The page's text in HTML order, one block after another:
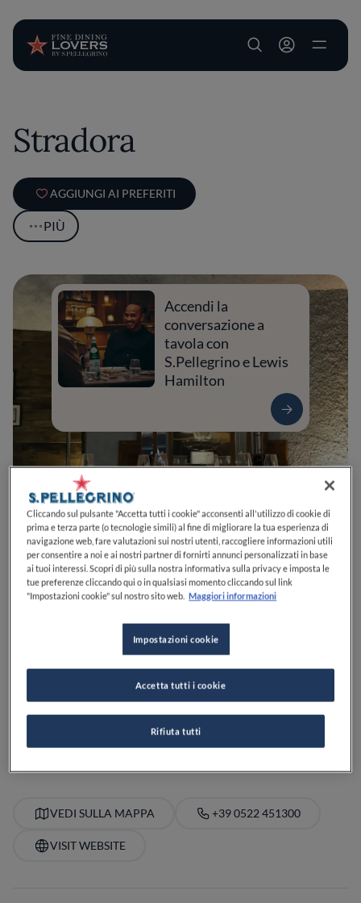
User account
Stradora
AGGIUNGI AI PREFERITI
PIÙ
0 0 0 0 0
Accendi la
conversazione a
tavola con
S.Pellegrino e Lewis
Hamilton
42121
Sabato,12:30-14:30, 19:45-23:00
VEDI ORARI
VEDI SULLA MAPPA +39 0522 451300
VISIT WEBSITE
Cliccando sul pulsante "Accetta tutti i cookie" acconsenti all'utilizzo di cookie di
prima e terza parte (o tecnologie simili) al fine di migliorare la tua esperienza di
navigazione web, fare valutazioni sui nostri utenti, raccogliere informazioni utili
per consentire a noi e ai nostri partner di fornirti annunci personalizzati in base
ai tuoi interessi. Scopri di più sulla nostra informativa sulla privacy e imposta le
tue preferenze cliccando qui o in qualsiasi momento cliccando sul link
"Impostazioni cookie" sul nostro sito web. Maggiori informazioni
Impostazioni cookie
Rifiuta tutti
Accetta tutti i cookie